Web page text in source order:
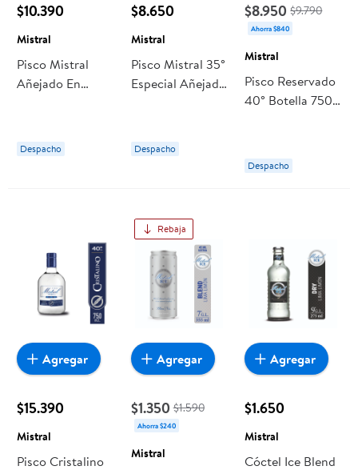
$10.390
Mistral
Pisco Mistral
Añejado En
Despacho
$8.650
Mistral
Pisco Mistral 35°
Especial Añejado
Despacho
$8.950 $9.790
Ahorra $840
Mistral
Pisco Reservado
40° Botella 750
Despacho
$15.390
Mistral
Pisco Cristalino
Agregar
Rebaja
$1.350 $1.590
Ahorra $240
Mistral
Agregar
$1.650
Mistral
Cóctel Ice Blend
Agregar